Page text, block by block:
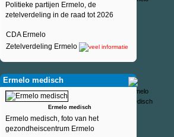
Politieke partijen Ermelo, de
zetelverdeling in de raad tot 2026
CDA Ermelo
Zetelverdeling Ermelo
Ermelo medisch
Ermelo medisch
Ermelo medisch, foto van het
gezondheiscentrum Ermelo